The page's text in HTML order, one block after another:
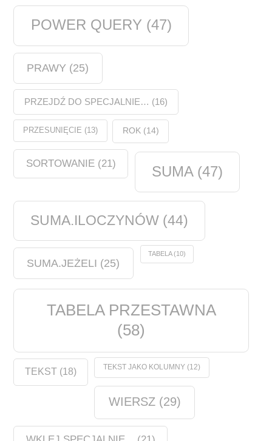
POWER QUERY (47)
PRAWY (25)
PRZEJDŹ DO SPECJALNIE… (16)
PRZESUNIĘCIE (13) ROK(14)
SORTOWANIE(21) SUMA(47)
SUMA.ILOCZYNÓW (44)
SUMA.JEŻELI (25)
TABELA(10)
TABELA PRZESTAWNA
(58)
TEKST (18) TEKST JAKO KOLUMNY(12)
WIERSZ(29)